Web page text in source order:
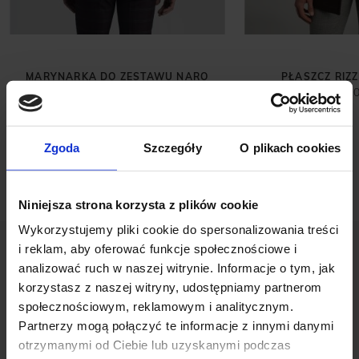
Zgoda Szczegóły O plikach cookies
Niniejsza strona korzysta z plików cookie
Wykorzystujemy pliki cookie do spersonalizowania treści
i reklam, aby oferować funkcje społecznościowe i
analizować ruch w naszej witrynie. Informacje o tym, jak
korzystasz z naszej witryny, udostępniamy partnerom
społecznościowym, reklamowym i analitycznym.
Partnerzy mogą połączyć te informacje z innymi danymi
otrzymanymi od Ciebie lub uzyskanymi podczas
MARYNARKA DO ZESTAWU NARO
promocją: 699,00 zł
PŁASZCZ
1
OPINIE O PRODUKCIE: KOSZULA
OLEGGIO 00469 DŁUGI RĘKAW